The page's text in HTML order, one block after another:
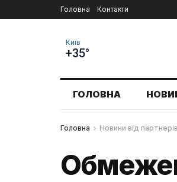
Головна Контакти
Київ
+35°
ГОЛОВНА
Головна Новини від партнерів